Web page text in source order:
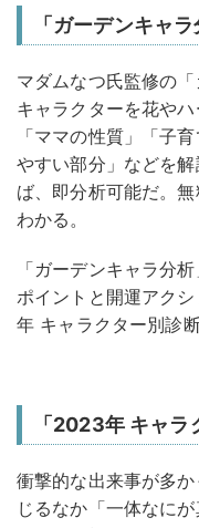
「ガーデンキャラ
マダムなつ氏監修の
キャラクターを花やハ
「ママの性質」「子
やすい部分」などを
ば、即分析可能だ。
わかる。
「ガーデンキャラ分
ポイントと開運アク
年 キャラクター別診
「2023年 キャラ
衝撃的な出来事が多
じるなか「一体なに